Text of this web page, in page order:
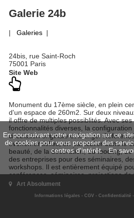
Galerie 24b
| Galeries|
24bis, rue Saint-Roch
75001 Paris
Site Web
Monument du 17ème siècle, en plein
d'un espace de 260m2. Sur deux
il offre de multiples possiblités. Avec
fonctionnalités diverses, la
circulation originale et lounge.
événementielles, en particulier dans le
beauté, de la décoration, du fooding,
des entreprises pour des séminaires,
workshops. Il est entièrement équipé
conférences, séminaires, projections
ou tout type d'événement privé ou
Art Absolument
Informations légales - CGV - Confidentialité -
En poursuivant votre navigation sur ce
de cookies pour vous proposer des
centres d'intérêt.En